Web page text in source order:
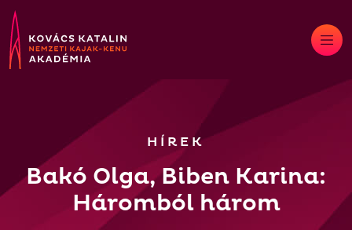
Skip
to
content
HÍREK
Bakó Olga, Biben Karina:
Háromból három